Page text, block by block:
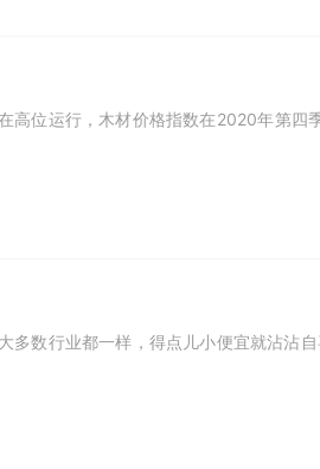
位运行，木材价格指数在2020年第四
数行业都一样，得点儿小便宜就沾沾